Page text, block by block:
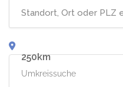
250
Umkreissuche